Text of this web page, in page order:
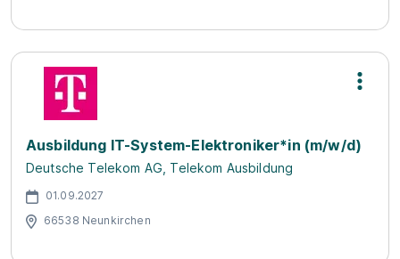
Ausbildung IT-System-Elektroniker*in (m/w/d)
Deutsche Telekom AG, Telekom Ausbildung
01.09.2027
66538 Neunkirchen